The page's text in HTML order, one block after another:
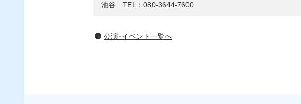
池谷 TEL：080-3644-7600
公演･イベント一覧へ